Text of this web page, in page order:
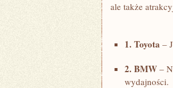
ale ‍także
1. Toyota –
2. BMW –
wydajności.